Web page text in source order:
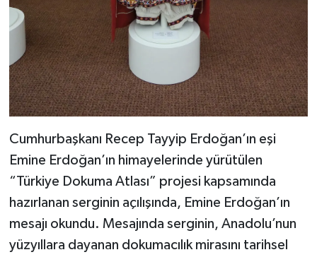
Cumhurbaşkanı Recep Tayyip Erdoğan’ın eşi
Emine Erdoğan’ın himayelerinde yürütülen
“Türkiye Dokuma Atlası” projesi kapsamında
hazırlanan serginin açılışında, Emine Erdoğan’ın
mesajı okundu. Mesajında serginin, Anadolu’nun
yüzyıllara dayanan dokumacılık mirasını tarihsel